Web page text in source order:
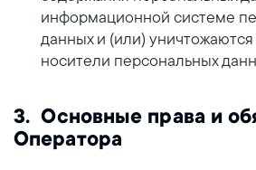
информационной системе
данных и (или)
носители персональных
3. Основные права и
Оператора